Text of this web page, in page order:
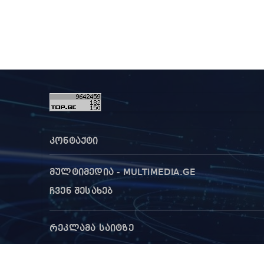
კონტაქტი
მულტიმედია - MULTIMEDIA.GE
ჩვენ შესახებ
რეკლამა საიტზე